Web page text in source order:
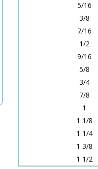
5/16
3/8
7/16
1/2
9/16
5/8
3/4
7/8
1
1 1/8
1 1/4
1 3/8
1 1/2